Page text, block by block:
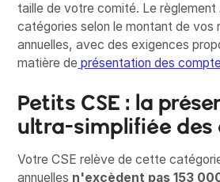
taille de votre comité. Le règlement
catégories selon le montant de vos
annuelles, avec des exigences
matière de présentation des
Petits CSE : la
ultra-simplifiée des
Votre CSE relève de cette
annuelles n'excèdent pas 153